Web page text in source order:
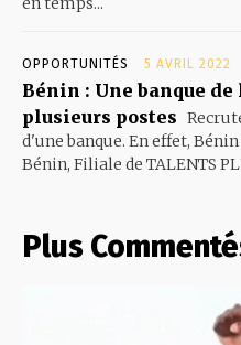
OPPORTUNITÉS 5 AVRIL 2022
Bénin : Une banque
plusieurs postes
d'une banque. En effet, Bénin
Bénin, Filiale de TALENTS
Plus